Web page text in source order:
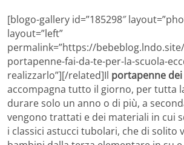
[blogo-gallery id=”185298″
layout=”left”
permalink=”https://
portapenne-fai-da-te-per-la-scuola-
realizzarlo”][/related]Il portapenne
accompagna tutto il giorno, per tutta
durare solo un anno o di più, a
vengono trattati e dei materiali in cui
i classici astucci tubolari, che di solito